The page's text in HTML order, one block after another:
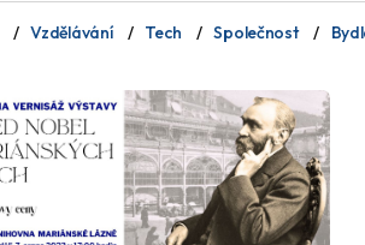
Vzdělávání Tech Společnost